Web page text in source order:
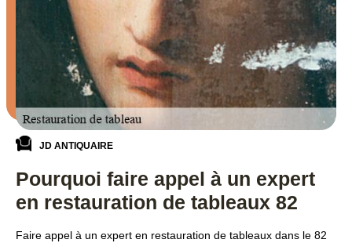
JD ANTIQUAIRE
Pourquoi faire appel à un expert
en restauration de tableaux 82
Faire appel à un expert en restauration de tableaux dans le 82